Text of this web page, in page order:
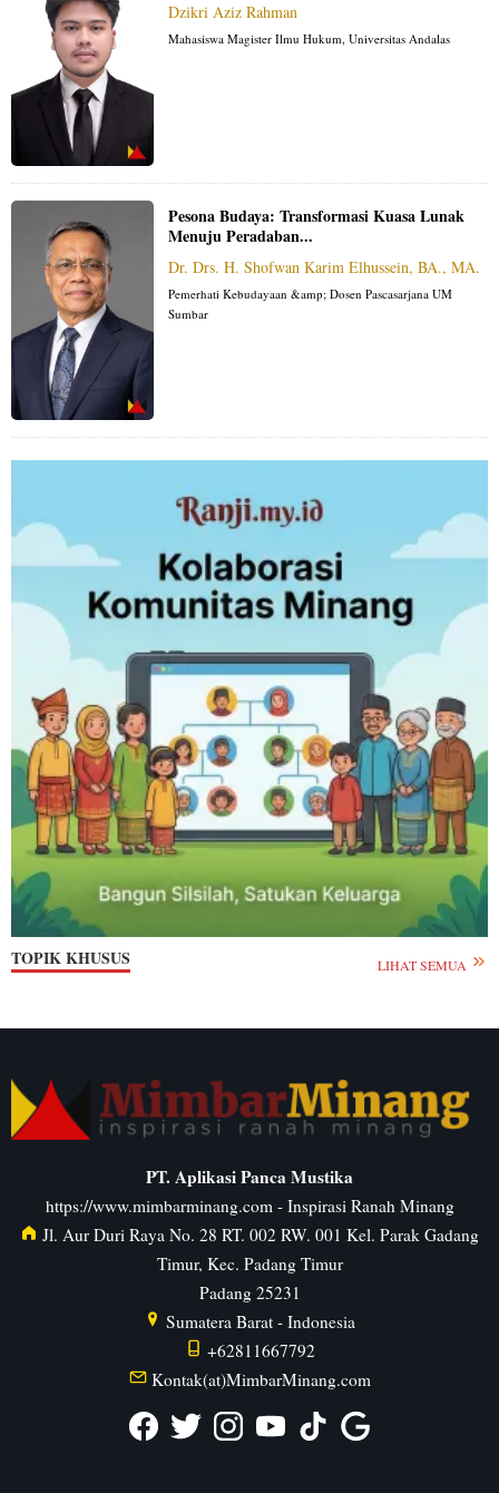
Dzikri Aziz Rahman
Mahasiswa Magister Ilmu Hukum, Universitas Andalas
Pesona Budaya: Transformasi Kuasa Lunak
Menuju Peradaban...
Dr. Drs. H. Shofwan Karim Elhussein, BA., MA.
Pemerhati Kebudayaan &amp; Dosen Pascasarjana UM
Sumbar
TOPIK KHUSUS LIHAT SEMUA
PT. Aplikasi Panca Mustika
https://www.mimbarminang.com- Inspirasi Ranah Minang
Jl. Aur Duri Raya No. 28 RT. 002 RW. 001 Kel. Parak Gadang
Timur, Kec. Padang Timur
Padang 25231
Sumatera Barat - Indonesia
+62811667792
Kontak(at)MimbarMinang.com